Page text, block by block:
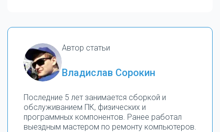
Автор статьи
Владислав Сорокин
Последние 5 лет занимается сборкой и
обслуживанием ПК, физических и
программных компонентов. Ранее работал
выездным мастером по ремонту компьютеров.